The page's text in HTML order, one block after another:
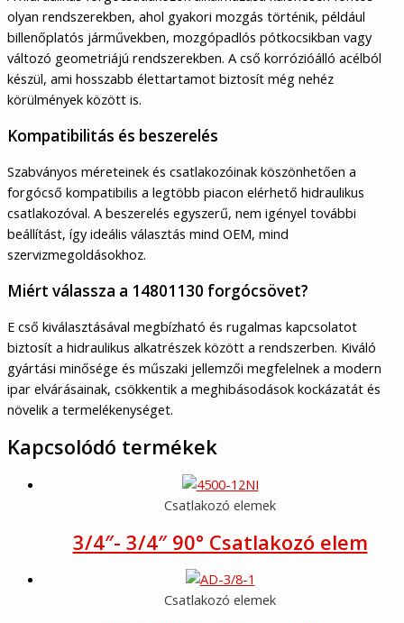
olyan rendszerekben, ahol gyakori mozgás történik, például
billenőplatós járművekben, mozgópadlós pótkocsikban vagy
változó geometriájú rendszerekben. A cső korrózióálló acélból
készül, ami hosszabb élettartamot biztosít még nehéz
körülmények között is.
Kompatibilitás és beszerelés
Szabványos méreteinek és csatlakozóinak köszönhetően a
forgócső kompatibilis a legtöbb piacon elérhető hidraulikus
csatlakozóval. A beszerelés egyszerű, nem igényel további
beállítást, így ideális választás mind OEM, mind
szervizmegoldásokhoz.
Miért válassza a 14801130 forgócsövet?
E cső kiválasztásával megbízható és rugalmas kapcsolatot
biztosít a hidraulikus alkatrészek között a rendszerben. Kiváló
gyártási minősége és műszaki jellemzői megfelelnek a modern
ipar elvárásainak, csökkentik a meghibásodások kockázatát és
növelik a termelékenységet.
Kapcsolódó termékek
Csatlakozó elemek
3/4″- 3/4″ 90° Csatlakozó elem
Csatlakozó elemek